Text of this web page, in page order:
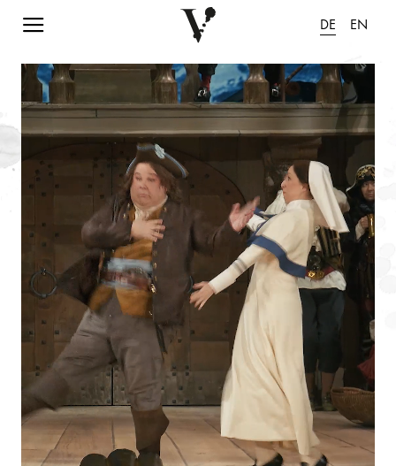
Navigation einblenden DE EN
Animation pausieren